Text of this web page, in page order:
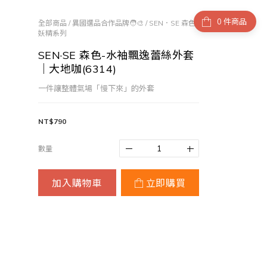
件商品
全部商品 /異國選品合作品牌🧑‍🎨 / SEN．SE 森色
妖精系列
SEN·SE 森色-水袖飄逸蕾絲外套
｜大地咖(6314)
一件讓整體氣場「慢下來」的外套
NT$790
數量
加入購物車 立即購買